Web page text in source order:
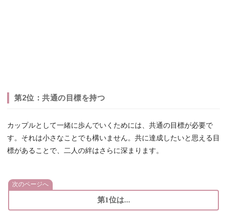
第2位：共通の目標を持つ
カップルとして一緒に歩んでいくためには、共通の目標が必要で
す。それは小さなことでも構いません。共に達成したいと思える目
標があることで、二人の絆はさらに深まります。
次のページへ
第1位は...